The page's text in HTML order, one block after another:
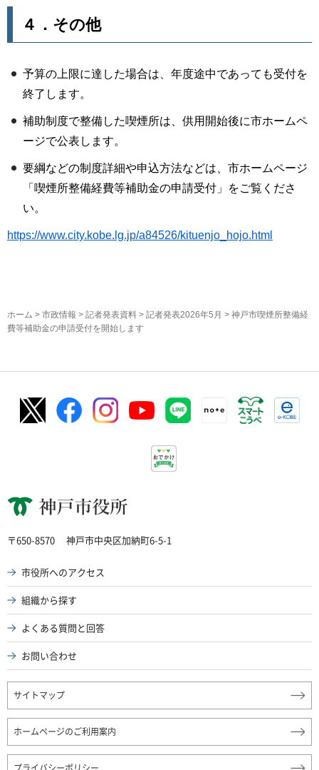
４．その他
予算の上限に達した場合は、年度途中であっても受付を
終了します。
補助制度で整備した喫煙所は、供用開始後に市ホームペ
ージで公表します。
要綱などの制度詳細や申込方法などは、市ホームページ
「喫煙所整備経費等補助金の申請受付」をご覧くださ
い。
https://www.city.kobe.lg.jp/a84526/kituenjo_hojo.html
ホーム > 市政情報 > 記者発表資料 > 記者発表2026年5月 > 神戸市喫煙所整備経
費等補助金の申請受付を開始します
神戸市役所
〒650-8570 神戸市中央区加納町6-5-1
市役所へのアクセス
組織から探す
よくある質問と回答
お問い合わせ
サイトマップ
ホームページのご利用案内